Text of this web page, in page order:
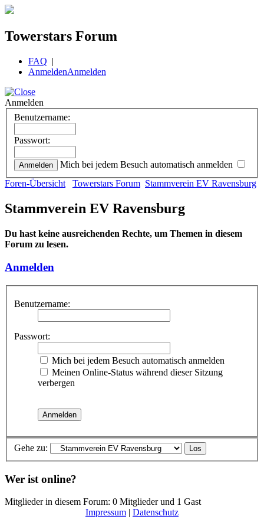
Towerstars Forum
FAQ |
AnmeldenAnmelden
Anmelden
Benutzername:
Passwort:
Mich bei jedem Besuch automatisch anmelden
Foren-Übersicht
Towerstars Forum Stammverein EV Ravensburg
Stammverein EV Ravensburg
Du hast keine ausreichenden Rechte, um Themen in diesem
Forum zu lesen.
Anmelden
Benutzername:
Passwort:
Mich bei jedem Besuch automatisch anmelden
Meinen Online-Status während dieser Sitzung
verbergen
Gehe zu:
Wer ist online?
Mitglieder in diesem Forum: 0 Mitglieder und 1 Gast
Impressum | Datenschutz